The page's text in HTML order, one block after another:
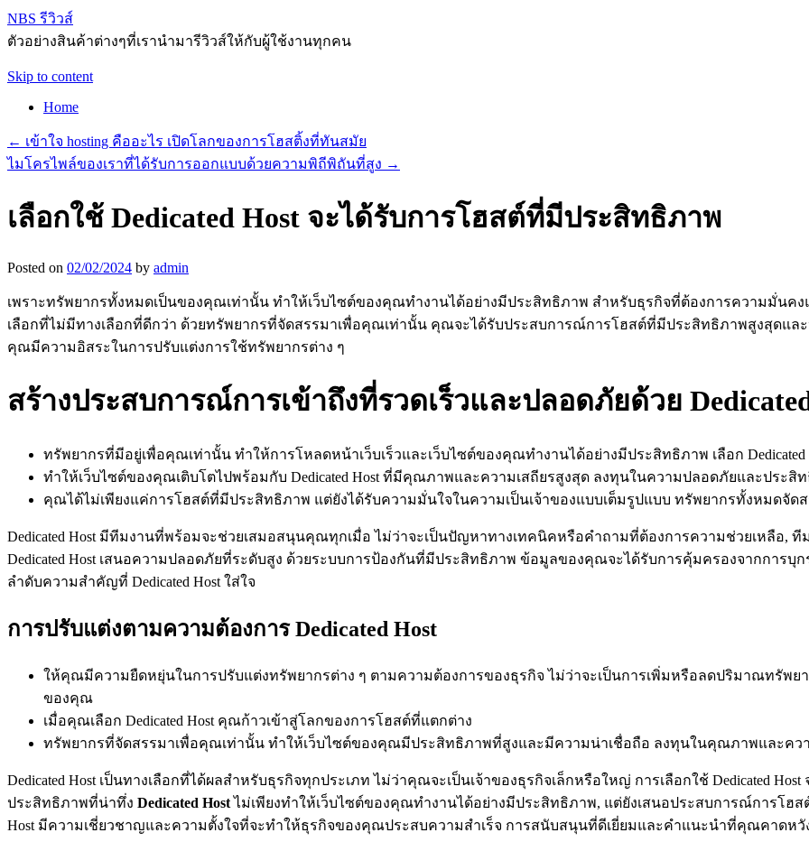
NBS รีวิวส์
ตัวอย่างสินค้าต่างๆที่เรานำมารีวิวส์ให้กับผู้ใช้งานทุกคน
Skip to content
Home
← เข้าใจ hosting คืออะไร เปิดโลกของการโฮสติ้งที่ทันสมัย
ไมโครไพล์ของเราที่ได้รับการออกแบบด้วยความพิถีพิถันที่สูง →
เลือกใช้ Dedicated Host จะได้รับการโฮสต์ที่มีประสิทธิภาพ
Posted on 02/02/2024 by admin
เพราะทรัพยากรทั้งหมดเป็นของคุณเท่านั้น ทำให้เว็บไซต์ของคุณทำงานได้อย่างมีประสิทธิภาพ สำหรับธุรกิจที่ต้องการความมั่นค
เลือกที่ไม่มีทางเลือกที่ดีกว่า ด้วยทรัพยากรที่จัดสรรมาเพื่อคุณเท่านั้น คุณจะได้รับประสบการณ์การโฮสต์ที่มีประสิทธิภาพสูงสุดและ
คุณมีความอิสระในการปรับแต่งการใช้ทรัพยากรต่าง ๆ
สร้างประสบการณ์การเข้าถึงที่รวดเร็วและปลอดภัยด้วย
ทรัพยากรที่มีอยู่เพื่อคุณเท่านั้น ทำให้การโหลดหน้าเว็บเร็วและเว็บไซต์ของคุณทำงานได้อย่างมีประสิทธิภาพ เลือก
ทำให้เว็บไซต์ของคุณเติบโตไปพร้อมกับ Dedicated Host ที่มีคุณภาพและความเสถียรสูงสุด ลงทุนในความปลอดภัยและประสิท
คุณได้ไม่เพียงแค่การโฮสต์ที่มีประสิทธิภาพ แต่ยังได้รับความมั่นใจในความเป็นเจ้าของแบบเต็มรูปแบบ ทรัพยากรทั้งหมดจั
Dedicated Host มีทีมงานที่พร้อมจะช่วยเสมอสนุนคุณทุกเมื่อ ไม่ว่าจะเป็นปัญหาทางเทคนิคหรือคำถามที่ต้องการความช่วยเหลือ, ที
Dedicated Host เสนอความปลอดภัยที่ระดับสูง ด้วยระบบการป้องกันที่มีประสิทธิภาพ ข้อมูลของคุณจะได้รับการคุ้มครองจากการ
ลำดับความสำคัญที่ Dedicated Host ใส่ใจ
การปรับแต่งตามความต้องการ Dedicated Host
ให้คุณมีความยืดหยุ่นในการปรับแต่งทรัพยากรต่าง ๆ ตามความต้องการของธุรกิจ ไม่ว่าจะเป็นการเพิ่มหรือลดปริมาณทรัพ
ของคุณ
เมื่อคุณเลือก Dedicated Host คุณก้าวเข้าสู่โลกของการโฮสต์ที่แตกต่าง
ทรัพยากรที่จัดสรรมาเพื่อคุณเท่านั้น ทำให้เว็บไซต์ของคุณมีประสิทธิภาพที่สูงและมีความน่าเชื่อถือ ลงทุนในคุณภาพและควา
Dedicated Host เป็นทางเลือกที่ได้ผลสำหรับธุรกิจทุกประเภท ไม่ว่าคุณจะเป็นเจ้าของธุรกิจเล็กหรือใหญ่ การเลือกใช้ Dedicated
ประสิทธิภาพที่น่าทึ่ง Dedicated Hostไม่เพียงทำให้เว็บไซต์ของคุณทำงานได้อย่างมีประสิทธิภาพ, แต่ยังเสนอประสบการณ์การโฮ
Host มีความเชี่ยวชาญและความตั้งใจที่จะทำให้ธุรกิจของคุณประสบความสำเร็จ การสนับสนุนที่ดีเยี่ยมและคำแนะนำที่คุณคาดห